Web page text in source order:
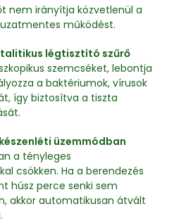
nem irányítja közvetlenül a
működést.
légtisztító szűrő
szemcséket, lebontja
a baktériumok, vírusok
így biztosítva a tiszta
üzemmódban
a tényleges
csökken. Ha a berendezés
húsz perce senki sem
akkor automatikusan átvált